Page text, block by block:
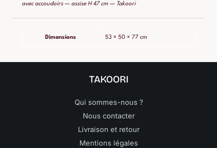
avec accoudoirs — assise H 47 cm — Takoori
Dimensions 53 × 50 × 77 cm
TAKOORI
Qui sommes-nous ?
Nous contacter
Livraison et retour
Mentions légales